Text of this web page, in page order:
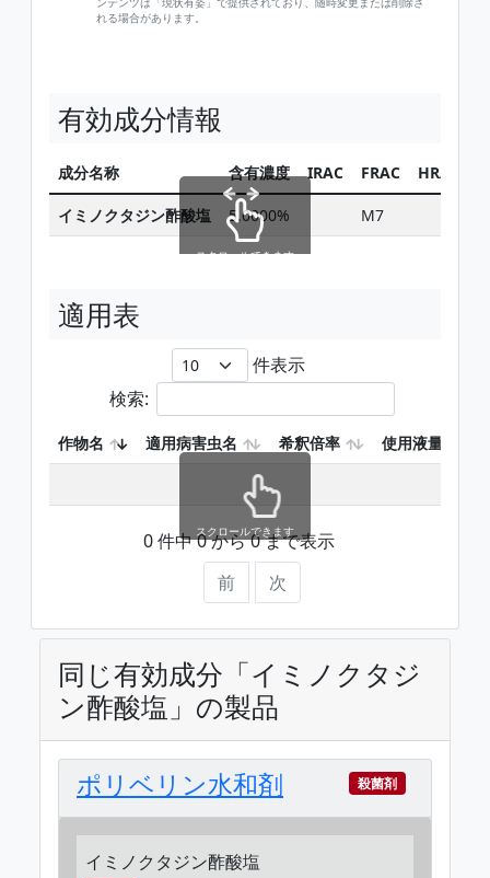
れる場合があります。
有効成分情報
成分名称 含有濃度 IRAC FRAC HRAC
イミノクタジン酢酸塩 5.0000% M7
スクロールできます
適用表
件表示
検索:
作物名 適用病害虫名 希釈倍率 使用液量
0 件中 0 から 0 まで表示
前
次
スクロールできます
同じ有効成分「イミノクタジ
ン酢酸塩」の製品
ポリベリン水和剤 殺菌剤
イミノクタジン酢酸塩